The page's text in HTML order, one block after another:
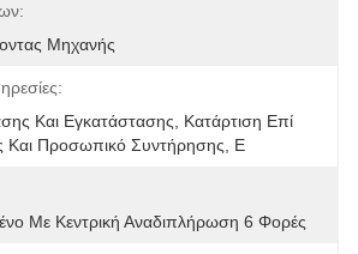
Μηχανής
Και Εγκατάστασης, Κατάρτιση Επί
Και Προσωπικό Συντήρησης, Ε
Με Κεντρική Αναδιπλήρωση 6 Φορές